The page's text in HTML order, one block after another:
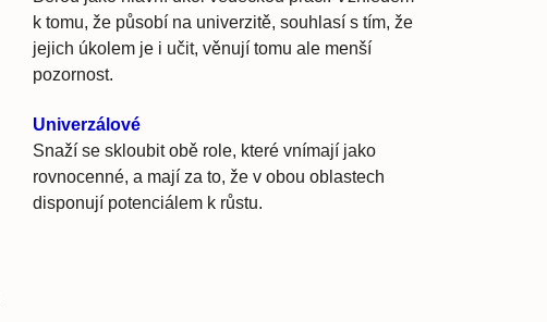
k tomu, že působí na univerzitě, souhlasí s tím, že
jejich úkolem je i učit, věnují tomu ale menší
pozornost.
Univerzálové
Snaží se skloubit obě role, které vnímají jako
rovnocenné, a mají za to, že v obou oblastech
disponují potenciálem k růstu.